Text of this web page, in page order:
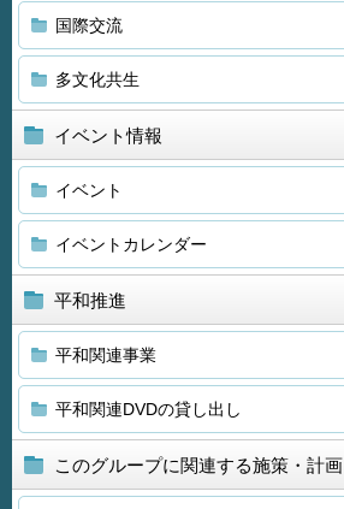
国際交流
多文化共生
イベント情報
イベント
イベントカレンダー
平和推進
平和関連事業
平和関連DVDの貸し出し
このグループに関連する施策・計画